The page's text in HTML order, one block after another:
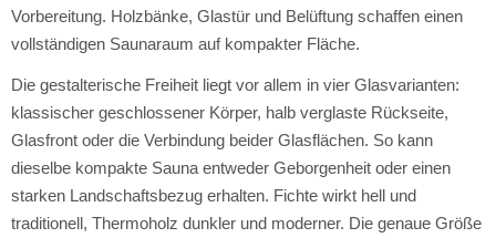
Vorbereitung. Holzbänke, Glastür und Belüftung schaffen einen
vollständigen Saunaraum auf kompakter Fläche.
Die gestalterische Freiheit liegt vor allem in vier Glasvarianten:
klassischer geschlossener Körper, halb verglaste Rückseite,
Glasfront oder die Verbindung beider Glasflächen. So kann
dieselbe kompakte Sauna entweder Geborgenheit oder einen
starken Landschaftsbezug erhalten. Fichte wirkt hell und
traditionell, Thermoholz dunkler und moderner. Die genaue Größe